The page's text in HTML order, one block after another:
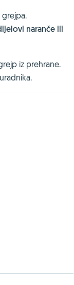
naranče ili
iz prehrane.